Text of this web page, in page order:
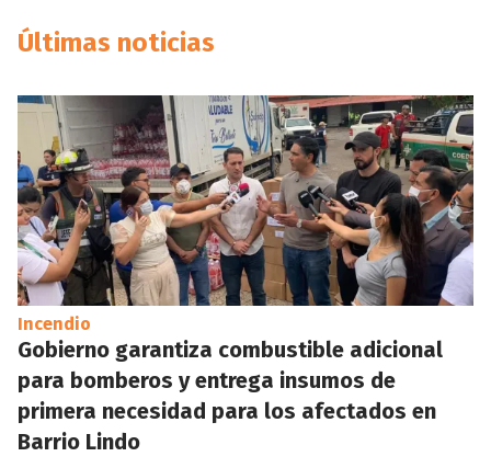
Últimas noticias
Incendio
Gobierno garantiza combustible adicional
para bomberos y entrega insumos de
primera necesidad para los afectados en
Barrio Lindo